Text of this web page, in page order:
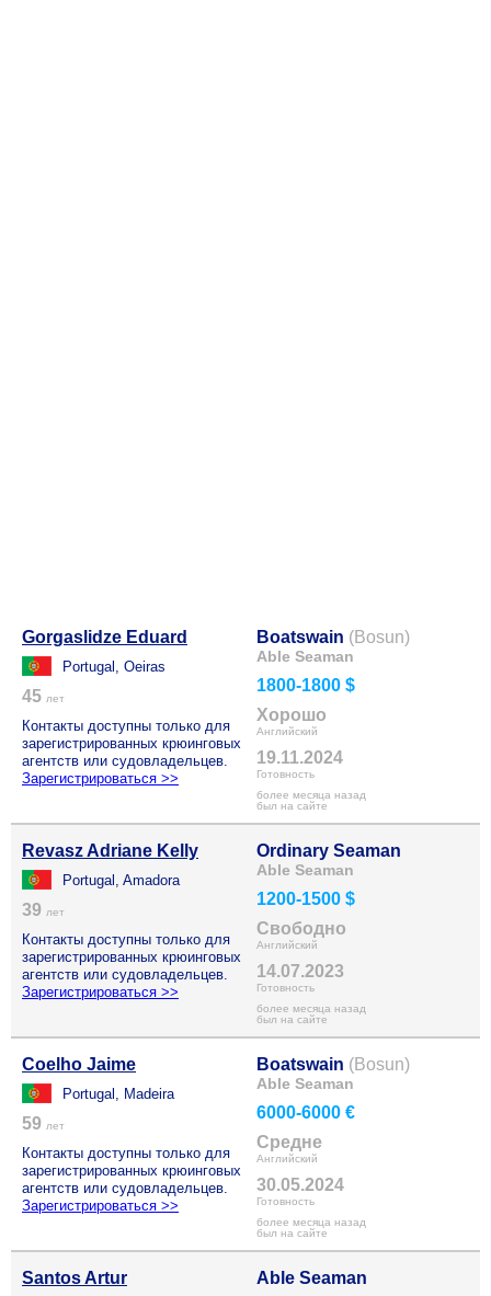
Gorgaslidze Eduard
Portugal, Oeiras
45 лет
Контакты доступны только для
зарегистрированных крюинговых
агентств или судовладельцев.
Зарегистрироваться >>
Boatswain (Bosun)
Able Seaman
1800-1800 $
Хорошо
Английский
19.11.2024
Готовность
более месяца назад
был на сайте
Revasz Adriane Kelly
Portugal, Amadora
39 лет
Контакты доступны только для
зарегистрированных крюинговых
агентств или судовладельцев.
Зарегистрироваться >>
Ordinary Seaman
Able Seaman
1200-1500 $
Свободно
Английский
14.07.2023
Готовность
более месяца назад
был на сайте
Coelho Jaime
Portugal, Madeira
59 лет
Контакты доступны только для
зарегистрированных крюинговых
агентств или судовладельцев.
Зарегистрироваться >>
Boatswain (Bosun)
Able Seaman
6000-6000 €
Средне
Английский
30.05.2024
Готовность
более месяца назад
был на сайте
Santos Artur Able Seaman